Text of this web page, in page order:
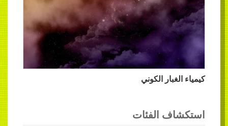
كيمياء الغبار الكوني
استكشاف الفئات